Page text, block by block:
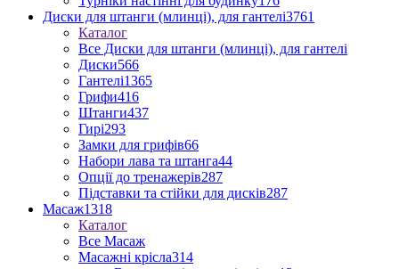
Диски для штанги (млинці), для гантелі3761
Каталог
Все Диски для штанги (млинці), для гантелі
Диски566
Гантелі1365
Грифи416
Штанги437
Гирі293
Замки для грифів66
Набори лава та штанга44
Опції до тренажерів287
Підставки та стійки для дисків287
Масаж1318
Каталог
Все Масаж
Масажні крісла314